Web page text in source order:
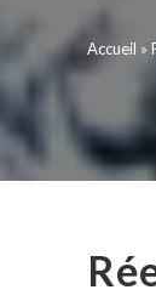
Accueil »